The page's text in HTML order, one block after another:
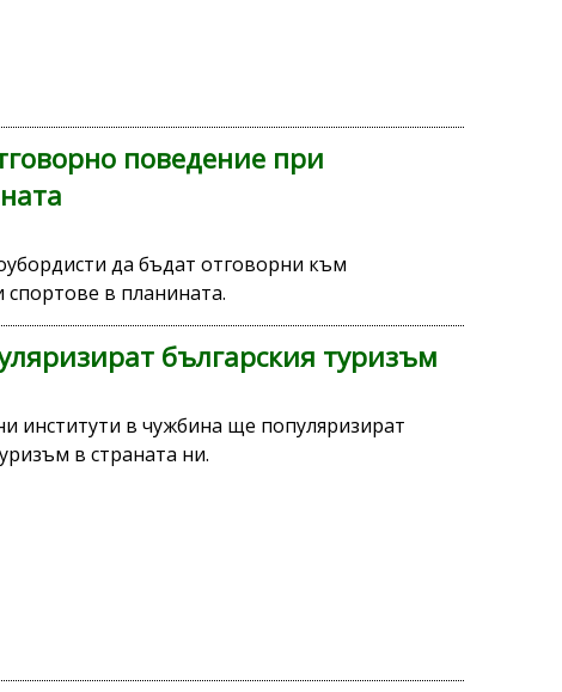
поведение при
да бъдат отговорни към
в планината.
българския туризъм
институти в чужбина ще популяризират
в страната ни.